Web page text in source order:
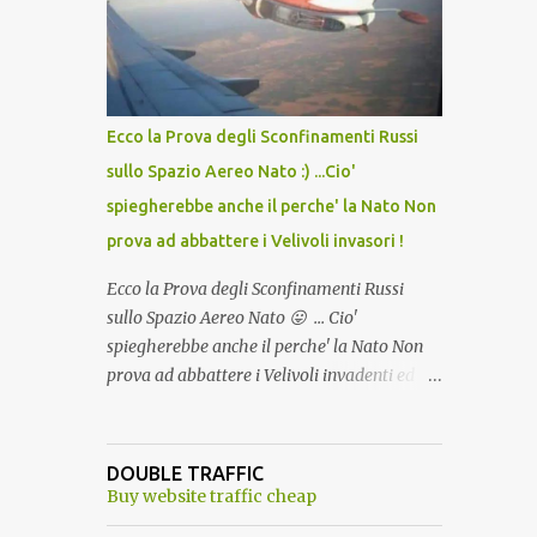
lo scopo della temperatura? Qualcuno a suo
tempo ribattezzo' il Vaccino come: l' Amaro
del Capo, era "spettacolare Ghiacciato, ma
andava bene anche, a Temperatura
Ambiente"! Riproponiamo l'articolo per NON
Ecco la Prova degli Sconfinamenti Russi
sullo Spazio Aereo Nato :) ...Cio'
spiegherebbe anche il perche' la Nato Non
prova ad abbattere i Velivoli invasori !
Ecco la Prova degli Sconfinamenti Russi
sullo Spazio Aereo Nato 😛 ... Cio'
spiegherebbe anche il perche' la Nato Non
prova ad abbattere i Velivoli invadenti ed
alcuna notizia di un'invasione dello spazio
aereo NATO da parte di un robot chiamato
DOUBLE TRAFFIC
Buy website traffic cheap